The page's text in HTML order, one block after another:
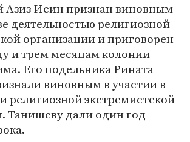
Исин признан виновным
деятельностью религиозной
организации и приговорен
и трем месяцам колонии
Его подельника Рината
виновным в участии в
религиозной экстремистской
Танишеву дали один год